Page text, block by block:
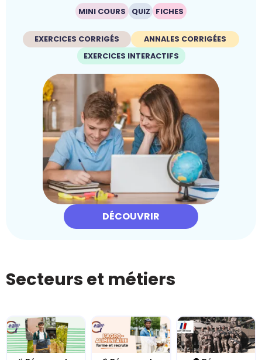
MINI COURS QUIZ FICHES
EXERCICES CORRIGÉS
ANNALES CORRIGÉES
EXERCICES INTERACTIFS
DÉCOUVRIR
Secteurs et métiers